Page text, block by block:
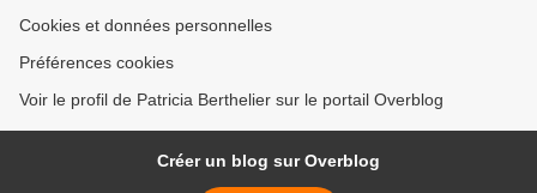
Cookies et données personnelles
Préférences cookies
Voir le profil de Patricia Berthelier sur le portail Overblog
Créer un blog sur Overblog